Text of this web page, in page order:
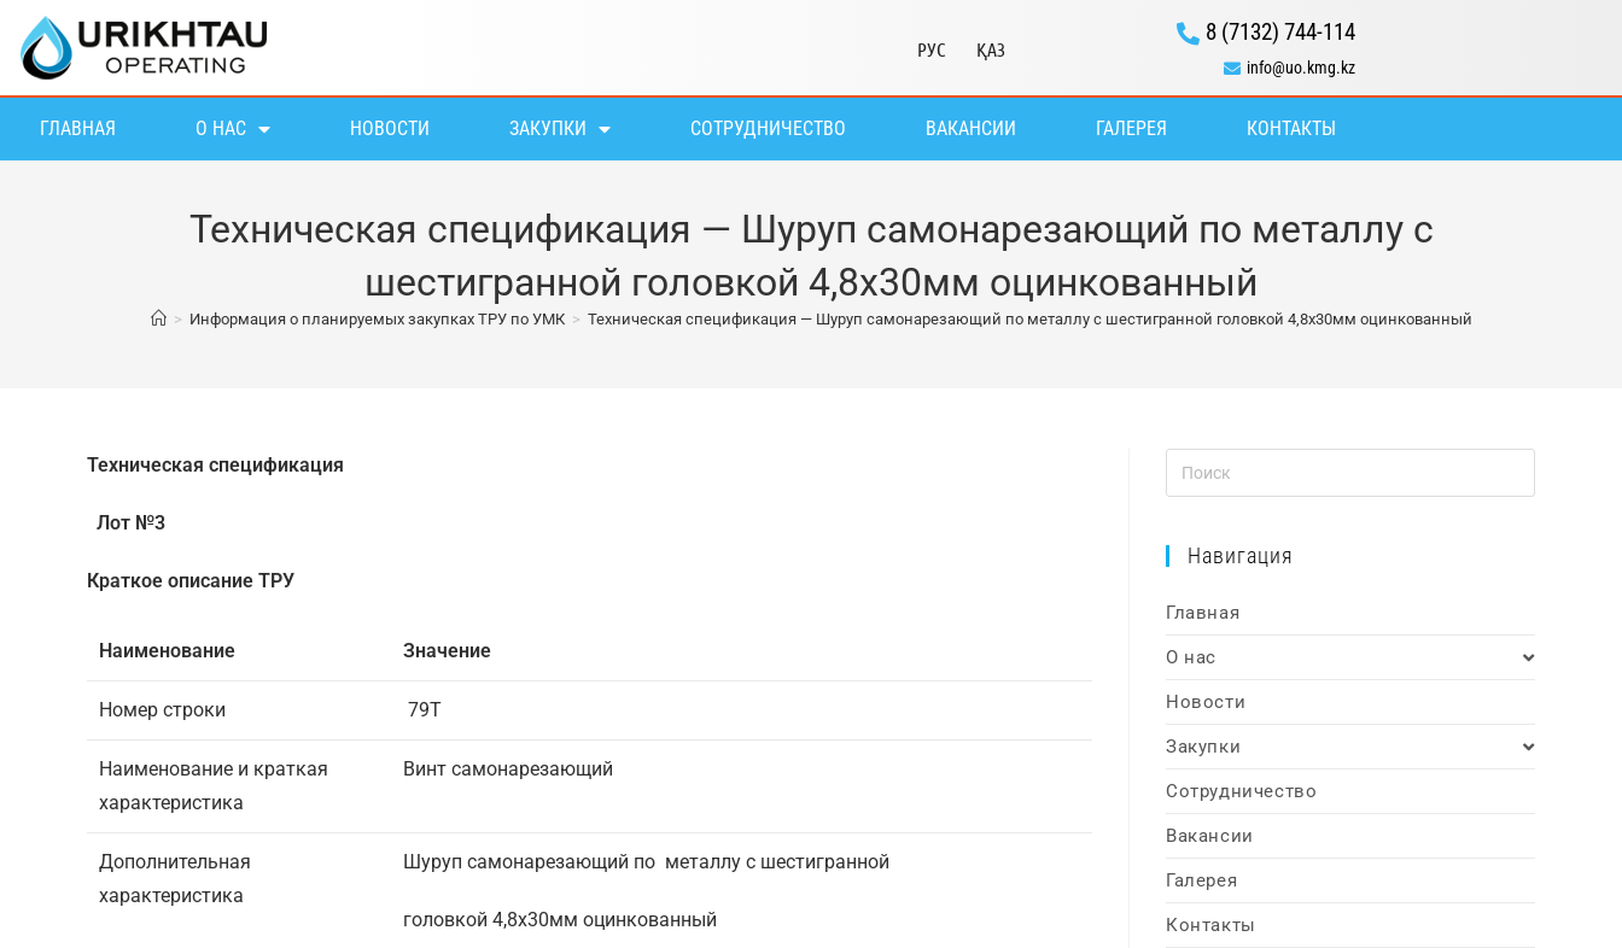
РУС ҚАЗ
8 (7132) 744-114
info@uo.kmg.kz
ГЛАВНАЯ О НАС НОВОСТИ ЗАКУПКИ СОТРУДНИЧЕСТВО ВАКАНСИИ ГАЛЕРЕЯ КОНТАКТЫ
Техническая спецификация — Шуруп самонарезающий по металлу с
шестигранной головкой 4,8х30мм оцинкованный
> Информация о планируемых закупках ТРУ по УМК > Техническая спецификация — Шуруп самонарезающий по металлу с шестигранной головкой 4,8х30мм оцинкованный
Техническая спецификация
Лот №3
Краткое описание ТРУ
Наименование Значение
Номер строки 79Т
Наименование и краткая
характеристика
Винт самонарезающий
Дополнительная
характеристика
Шуруп самонарезающий по металлу с шестигранной
головкой 4,8х30мм оцинкованный
Навигация
Главная
О нас
Новости
Закупки
Сотрудничество
Вакансии
Галерея
Контакты